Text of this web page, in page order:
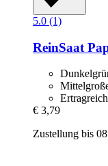
5.0 (1)
ReinSaat
Ertragreich
€ 3,79
Zustellung bis